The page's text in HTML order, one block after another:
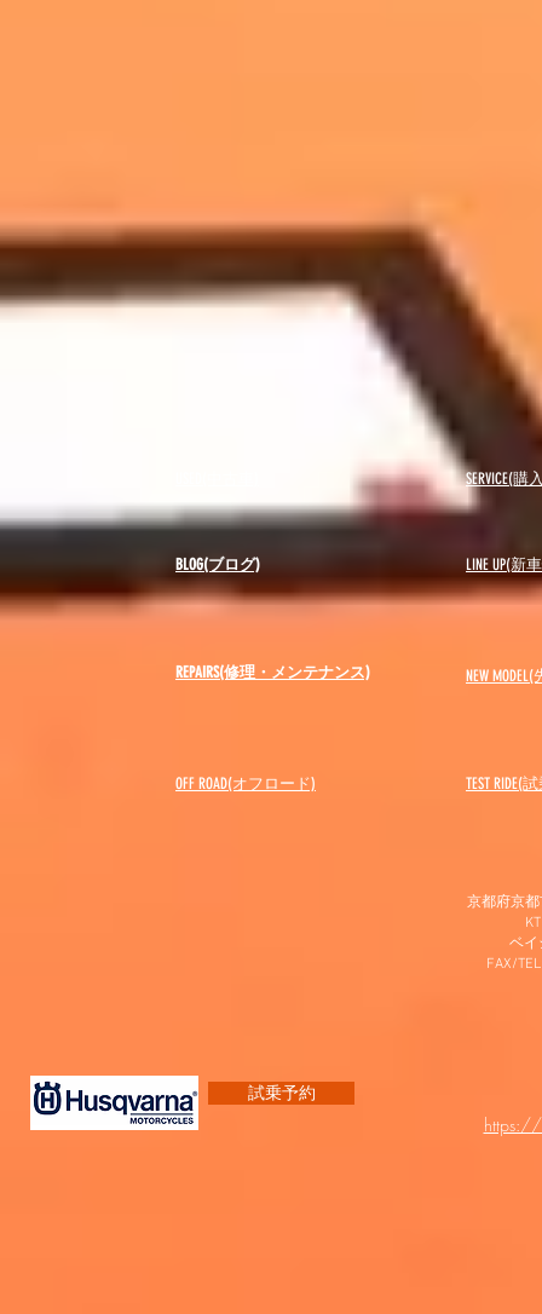
BLOG(ブログ)
SERVICE(
LINE UP(新
REPAIRS(修理・メンテナンス) NEW MODEL(
OFF ROAD(オフロード) ​TEST RIDE(
京都府京
ベイ
FAX/
試乗予約
https://